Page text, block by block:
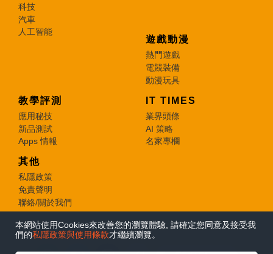
本網站使用Cookies來改善您的瀏覽體驗, 請確定您同意及接受我
們的私隱政策與使用條款才繼續瀏覽。
科技
汽車
人工智能
遊戲動漫
熱門遊戲
電競裝備
動漫玩具
教學評測
應用秘技
新品測試
Apps 情報
IT TIMES
業界頭條
AI 策略
名家專欄
其他
私隱政策
免責聲明
聯絡/關於我們
© 2026 e-zone. All Rights Reserved.